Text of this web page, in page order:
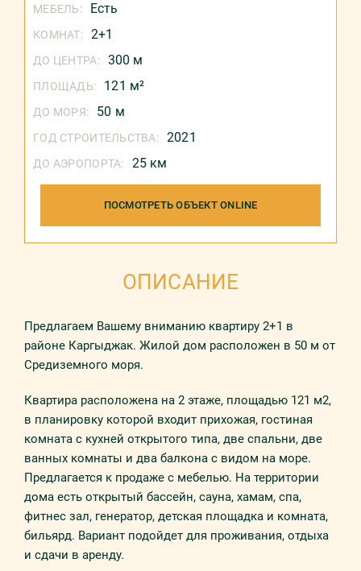
МЕБЕЛЬ: Есть
КОМНАТ: 2+1
ДО ЦЕНТРА: 300 м
ПЛОЩАДЬ: 121 м²
ДО МОРЯ: 50 м
ГОД СТРОИТЕЛЬСТВА: 2021
ДО АЭРОПОРТА: 25 км
ПОСМОТРЕТЬ ОБЪЕКТ ONLINE
ОПИСАНИЕ
Предлагаем Вашему вниманию квартиру 2+1 в
районе Каргыджак. Жилой дом расположен в 50 м от
Средиземного моря.
Квартира расположена на 2 этаже, площадью 121 м2,
в планировку которой входит прихожая, гостиная
комната с кухней открытого типа, две спальни, две
ванных комнаты и два балкона с видом на море.
Предлагается к продаже с мебелью. На территории
дома есть открытый бассейн, сауна, хамам, спа,
фитнес зал, генератор, детская площадка и комната,
бильярд. Вариант подойдет для проживания, отдыха
и сдачи в аренду.